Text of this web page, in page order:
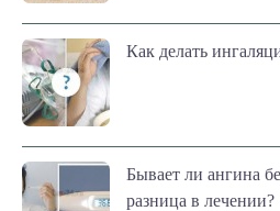
Как делать
Бывает ли ангина
разница в лечении?